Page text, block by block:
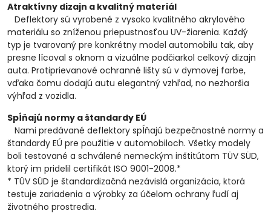
Atraktívny dizajn a kvalitný materiál
Deflektory sú vyrobené z vysoko kvalitného akrylového
materiálu so zníženou priepustnosťou UV-žiarenia. Každý
typ je tvarovaný pre konkrétny model automobilu tak, aby
presne lícoval s oknom a vizuálne podčiarkol celkový dizajn
auta. Protiprievanové ochranné lišty sú v dymovej farbe,
vďaka čomu dodajú autu elegantný vzhľad, no nezhoršia
výhľad z vozidla.
Spĺňajú normy a štandardy EÚ
Nami predávané deflektory spĺňajú bezpečnostné normy a
štandardy EÚ pre použitie v automobiloch. Všetky modely
boli testované a schválené nemeckým inštitútom TÜV SÜD,
ktorý im pridelil certifikát ISO 9001-2008.*
* TÜV SÜD je štandardizačná nezávislá organizácia, ktorá
testuje zariadenia a výrobky za účelom ochrany ľudí aj
životného prostredia.